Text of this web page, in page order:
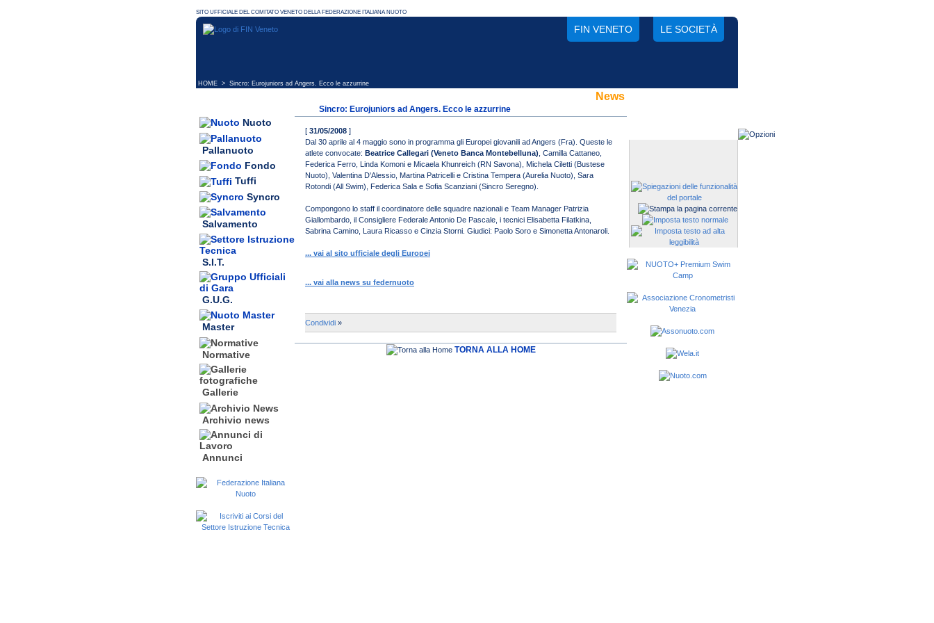
FIN VENETO LE SOCIETÀ
HOME > Sincro: Eurojuniors ad Angers. Ecco le azzurrine
Nuoto
Pallanuoto
Fondo
Tuffi
Syncro
Salvamento
S.I.T.
G.U.G.
Master
Normative
Gallerie
Archivio news
Annunci
News
Sincro: Eurojuniors ad Angers. Ecco le azzurrine
[ 31/05/2008 ]
Dal 30 aprile al 4 maggio sono in programma gli Europei giovanili ad Angers (Fra). Queste le
atlete convocate: Beatrice Callegari (Veneto Banca Montebelluna) , Camilla Cattaneo,
Federica Ferro, Linda Komoni e Micaela Khunreich (RN Savona), Michela Ciletti (Bustese
Nuoto), Valentina D'Alessio, Martina Patricelli e Cristina Tempera (Aurelia Nuoto), Sara
Rotondi (All Swim), Federica Sala e Sofia Scanziani (Sincro Seregno).
Compongono lo staff il coordinatore delle squadre nazionali e Team Manager Patrizia
Giallombardo, il Consigliere Federale Antonio De Pascale, i tecnici Elisabetta Filatkina,
Sabrina Camino, Laura Ricasso e Cinzia Storni. Giudici: Paolo Soro e Simonetta Antonaroli.
... vai al sito ufficiale degli Europei
... vai alla news su federnuoto
Condividi »
TORNA ALLA HOME